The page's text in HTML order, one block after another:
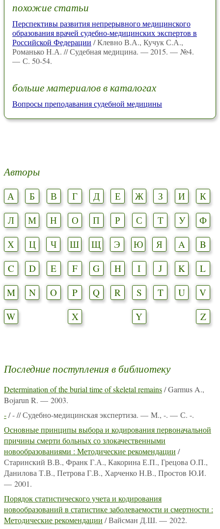
похожие статьи
Перспективы развития непрерывного медицинского
образования врачей судебно-медицинских экспертов в
Российской Федерации / Клевно В.А., Кучук С.А.,
Романько Н.А. // Судебная медицина. — 2015. — №4.
— С. 50-54.
больше материалов в каталогах
Вопросы преподавания судебной медицины
Авторы
А Б В Г Д Е Ж З И
К
Л
М Н О П Р С Т У
Ф
Х
Ц Ч Ш Щ Э Ю Я A
B
C
D E F G H I J K
L
M
N O P Q R S T U
V
W
X Y Z
Последние поступления в библиотеку
Determination of the burial time of skeletal remains/ Garmus A.,
Bojarun R. — 2003.
-/ - // Судебно-медицинская экспертиза. — М., -. — С. -.
Основные принципы выбора и кодирования первоначальной
причины смерти больных со злокачественными
новообразованиями : Методические рекомендации /
Старинский В.В., Франк Г.А., Какорина Е.П., Грецова О.П.,
Данилова Т.В., Петрова Г.В., Харченко Н.В., Простов Ю.И.
— 2001.
Порядок статистического учета и кодирования
новообразований в статистике заболеваемости и смертности :
Методические рекомендации / Вайсман Д.Ш. — 2022.